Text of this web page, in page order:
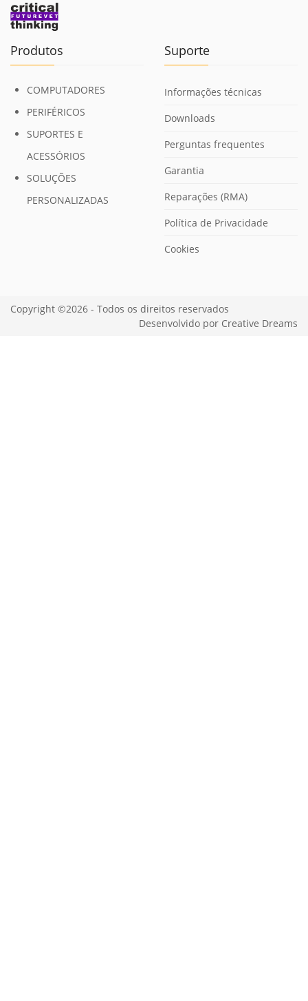
Produtos
COMPUTADORES
PERIFÉRICOS
SUPORTES E
ACESSÓRIOS
SOLUÇÕES
PERSONALIZADAS
Suporte
Informações técnicas
Downloads
Perguntas frequentes
Garantia
Reparações (RMA)
Política de Privacidade
Cookies
Copyright ©2026 - Todos os direitos reservados
Desenvolvido por Creative Dreams